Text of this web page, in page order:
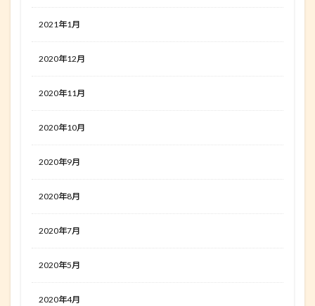
2021年1月
2020年12月
2020年11月
2020年10月
2020年9月
2020年8月
2020年7月
2020年5月
2020年4月